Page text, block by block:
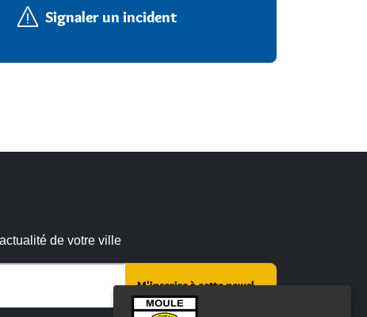
Signaler un incident
de votre ville
ce champ vide :